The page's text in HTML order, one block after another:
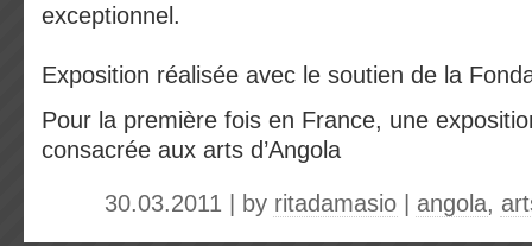
exceptionnel.
Exposition réalisée avec le soutien de la
Pour la première fois en France, une
consacrée aux arts d’Angola
30.03.2011 | by ritadamasio angola,